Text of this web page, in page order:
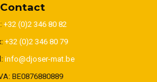
Contact
+32 (0)2 346 80 82
+32 (0)2 346 80 79
info@djoser-mat.be
BE0876880889